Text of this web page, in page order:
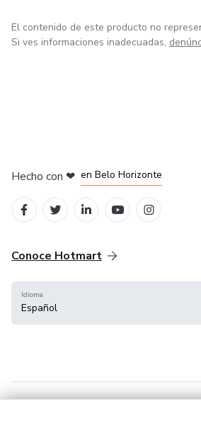
El contenido de este producto no
Si ves informaciones inadecuadas,
Hecho con ❤ en Belo Horizonte
Conoce Hotmart
Idioma
Español